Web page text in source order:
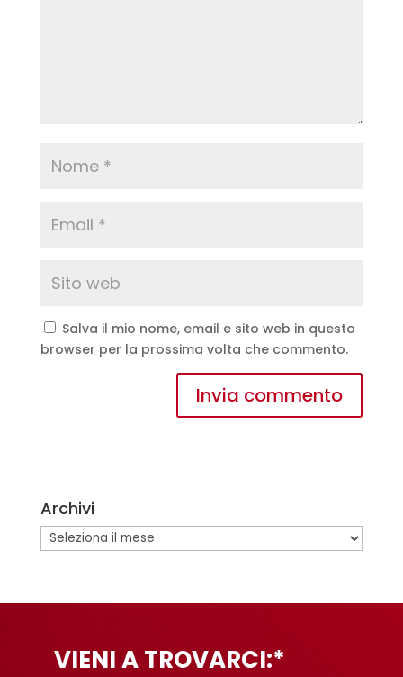
Salva il mio nome, email e sito web in questo
browser per la prossima volta che commento.
r
n
a
Archivi
Archivi
VIENI A TROVARCI:*